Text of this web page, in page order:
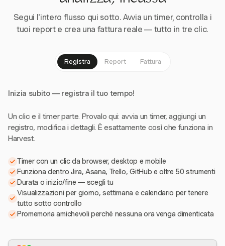
Segui l'intero flusso qui sotto. Avvia un timer, controlla i
tuoi report e crea una fattura reale — tutto in tre clic.
Registra Report Fattura
Inizia subito — registra il tuo tempo!
Un clic e il timer parte. Provalo qui: avvia un timer, aggiungi un
registro, modifica i dettagli. È esattamente così che funziona in
Harvest.
Timer con un clic da browser, desktop e mobile
Funziona dentro Jira, Asana, Trello, GitHub e oltre 50 strumenti
Durata o inizio/fine — scegli tu
Visualizzazioni per giorno, settimana e calendario per tenere
tutto sotto controllo
Promemoria amichevoli perché nessuna ora venga dimenticata